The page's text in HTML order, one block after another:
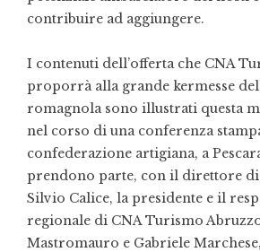
contribuire ad aggiungere.
I contenuti dell’offerta che CNA
proporrà alla grande kermesse
romagnola sono illustrati questa
nel corso di una conferenza
confederazione artigiana, a
prendono parte, con il direttore di
Silvio Calice, la presidente e il
regionale di CNA Turismo
Mastromauro e Gabriele